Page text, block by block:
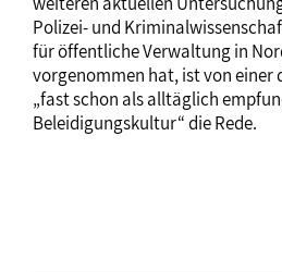
Polizei- und
für öffentliche Verwaltung in
vorgenommen hat, ist von einer
„fast schon als alltäglich
Beleidigungskultur“ die Rede.